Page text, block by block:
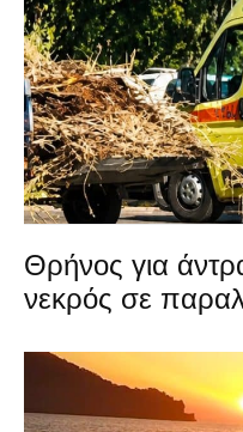
Θρήνος για
νεκρός σε